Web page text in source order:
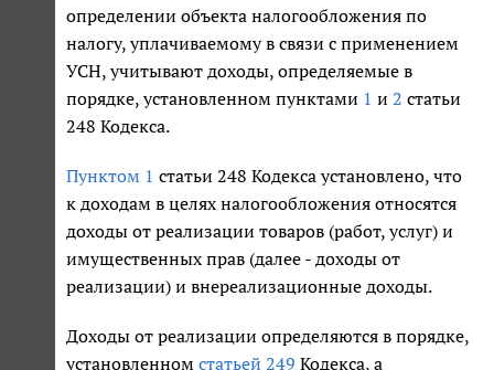
определении объекта налогообложения по
налогу, уплачиваемому в связи с применением
УСН, учитывают доходы, определяемые в
порядке, установленном пунктами 1 и 2 статьи
248 Кодекса.
Пунктом 1 статьи 248 Кодекса установлено, что
к доходам в целях налогообложения относятся
доходы от реализации товаров (работ, услуг) и
имущественных прав (далее - доходы от
реализации) и внереализационные доходы.
Доходы от реализации определяются в порядке,
установленном статьей 249 Кодекса, а